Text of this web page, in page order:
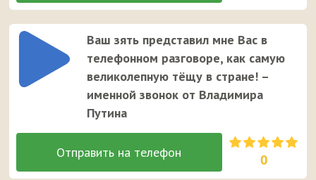
Ваш зять представил мне Вас в
телефонном разговоре, как самую
великолепную тёщу в стране! –
именной звонок от Владимира
Путина
0